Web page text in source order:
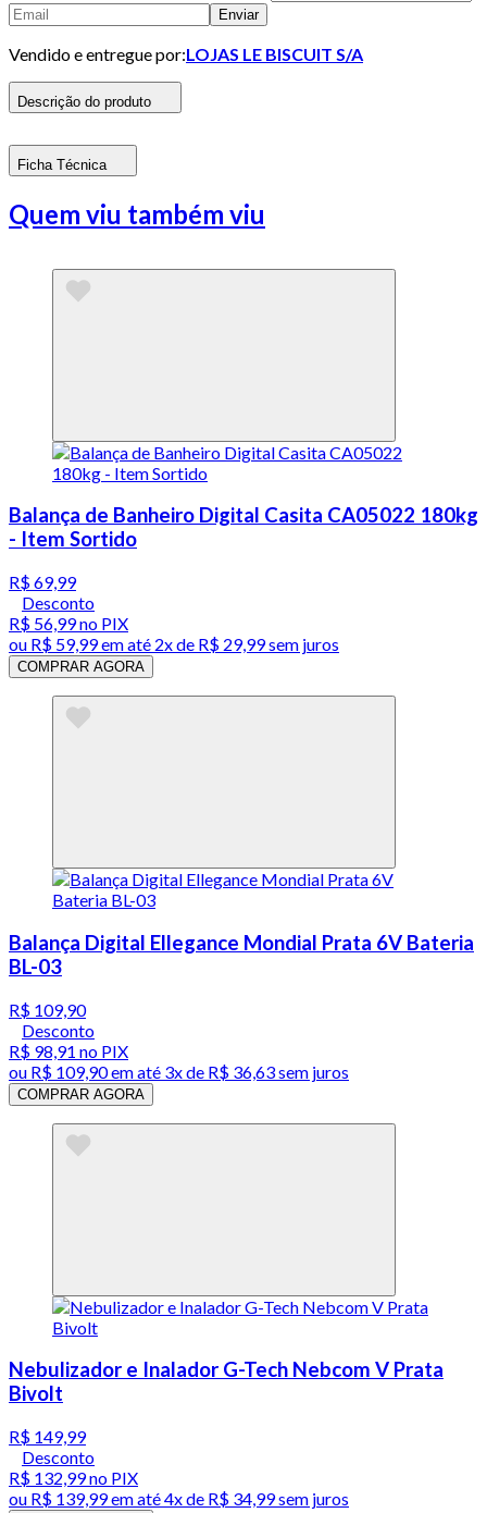
Enviar
Vendido e entregue por:LOJAS LE BISCUIT S/A
Descrição do produto
Ficha Técnica
Quem viu também viu
Balança de Banheiro Digital Casita CA05022 180kg
- Item Sortido
R$ 69,99
Desconto
R$ 56,99no PIX
ou R$ 59,99em até 2x de R$ 29,99 sem juros
COMPRAR AGORA
Balança Digital Ellegance Mondial Prata 6V Bateria
BL-03
R$ 109,90
Desconto
R$ 98,91 no PIX
ou R$ 109,90em até 3x de R$ 36,63 sem juros
COMPRAR AGORA
Nebulizador e Inalador G-Tech Nebcom V Prata
Bivolt
R$ 149,99
Desconto
R$ 132,99no PIX
ou R$ 139,99em até4x de R$ 34,99 sem juros